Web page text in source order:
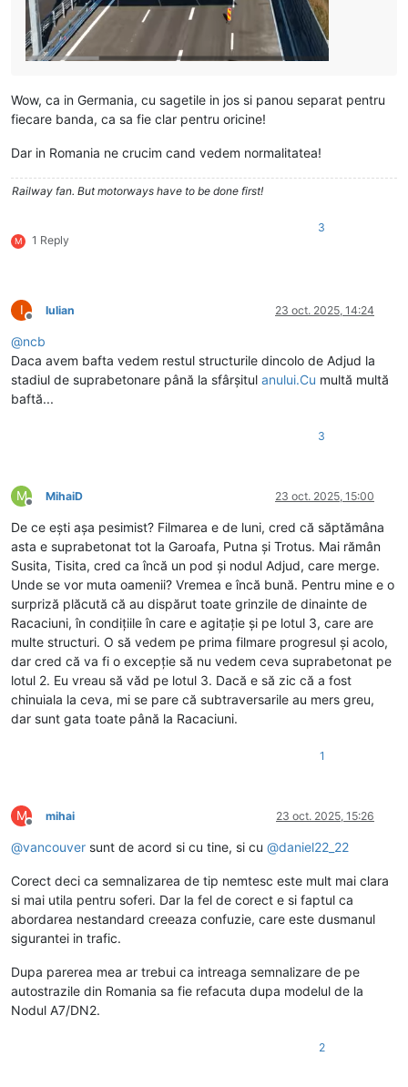
Wow, ca in Germania, cu sagetile in jos si panou separat pentru
fiecare banda, ca sa fie clar pentru oricine!
Dar in Romania ne crucim cand vedem normalitatea!
Railway fan. But motorways have to be done first!
M 1 Reply
3
I
Deconectat
Iulian 23 oct. 2025, 14:24
@ncb
Daca avem bafta vedem restul structurile dincolo de Adjud la
stadiul de suprabetonare până la sfârșitul anului.Cu multă multă
baftă...
3
M
Deconectat
MihaiD 23 oct. 2025, 15:00
De ce ești așa pesimist? Filmarea e de luni, cred că săptămâna
asta e suprabetonat tot la Garoafa, Putna și Trotus. Mai rămân
Susita, Tisita, cred ca încă un pod și nodul Adjud, care merge.
Unde se vor muta oamenii? Vremea e încă bună. Pentru mine e o
surpriză plăcută că au dispărut toate grinzile de dinainte de
Racaciuni, în condițiile în care e agitație și pe lotul 3, care are
multe structuri. O să vedem pe prima filmare progresul și acolo,
dar cred că va fi o excepție să nu vedem ceva suprabetonat pe
lotul 2. Eu vreau să văd pe lotul 3. Dacă e să zic că a fost
chinuiala la ceva, mi se pare că subtraversarile au mers greu,
dar sunt gata toate până la Racaciuni.
1
M
Deconectat
mihai 23 oct. 2025, 15:26
@vancouver sunt de acord si cu tine, si cu @daniel22_22
Corect deci ca semnalizarea de tip nemtesc este mult mai clara
si mai utila pentru soferi. Dar la fel de corect e si faptul ca
abordarea nestandard creeaza confuzie, care este dusmanul
sigurantei in trafic.
Dupa parerea mea ar trebui ca intreaga semnalizare de pe
autostrazile din Romania sa fie refacuta dupa modelul de la
Nodul A7/DN2.
2